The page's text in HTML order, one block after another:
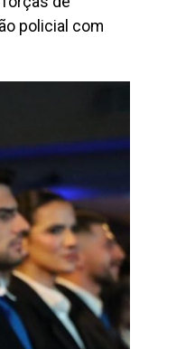
policial com